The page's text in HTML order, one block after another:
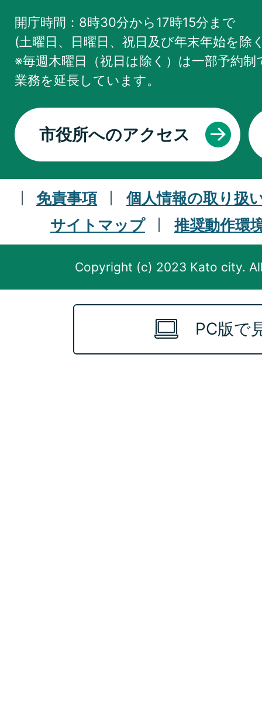
開庁時間：8時30分から17時15分まで
(土曜日、日曜日、祝日及び年末年始を除
※毎週木曜日（祝日は除く）は一部予約
業務を延長しています。
市役所へのアクセス
免責事項
個人情報の取り扱
サイトマップ
推奨動作環
Copyright (c) 2023 Kato city.
PC版で